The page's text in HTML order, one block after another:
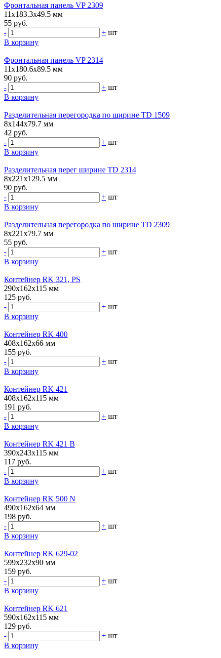
Фронтальная панель VP 2309
11х183.3х49.5 мм
55 руб.
-
+ шт
В корзину
Фронтальная панель VP 2314
11х180.6х89.5 мм
90 руб.
-
+ шт
В корзину
Разделительная перегородка по ширине TD 1509
8х144х79.7 мм
42 руб.
-
+ шт
В корзину
Разделительная перег ширине TD 2314
8х221х129.5 мм
90 руб.
-
+ шт
В корзину
Разделительная перегородка по ширине TD 2309
8х221х79.7 мм
55 руб.
-
+ шт
В корзину
Контейнер RK 321, PS
290х162х115 мм
125 руб.
-
+ шт
В корзину
Контейнер RK 400
408х162х66 мм
155 руб.
-
+ шт
В корзину
Контейнер RK 421
408х162х115 мм
191 руб.
-
+ шт
В корзину
Контейнер RK 421 B
390х243х115 мм
117 руб.
-
+ шт
В корзину
Контейнер RK 500 N
490х162х64 мм
198 руб.
-
+ шт
В корзину
Контейнер RK 629-02
599х232х90 мм
159 руб.
-
+ шт
В корзину
Контейнер RK 621
590х162х115 мм
129 руб.
-
+ шт
В корзину